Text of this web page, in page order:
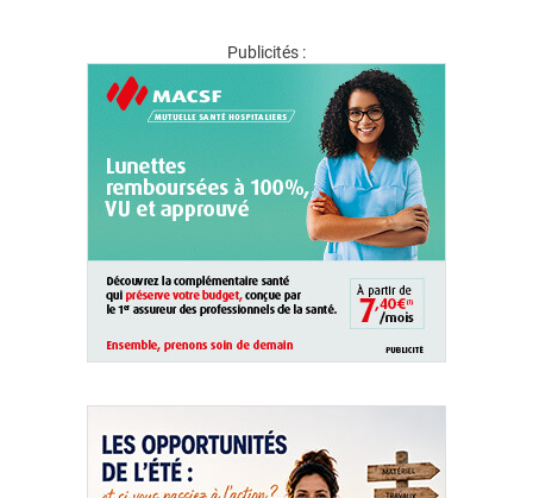
Publicités :